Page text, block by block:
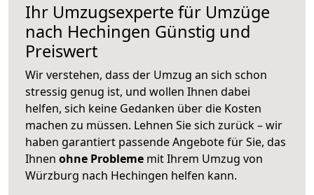
Ihr Umzugsexperte für Umzüge
nach Hechingen Günstig und
Preiswert
Wir verstehen, dass der Umzug an sich schon
stressig genug ist, und wollen Ihnen dabei
helfen, sich keine Gedanken über die Kosten
machen zu müssen. Lehnen Sie sich zurück – wir
haben garantiert passende Angebote für Sie, das
Ihnen ohne Probleme mit Ihrem Umzug von
Würzburg nach Hechingen helfen kann.